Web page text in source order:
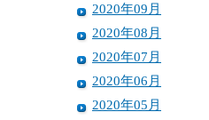
2020年09月
2020年08月
2020年07月
2020年06月
2020年05月